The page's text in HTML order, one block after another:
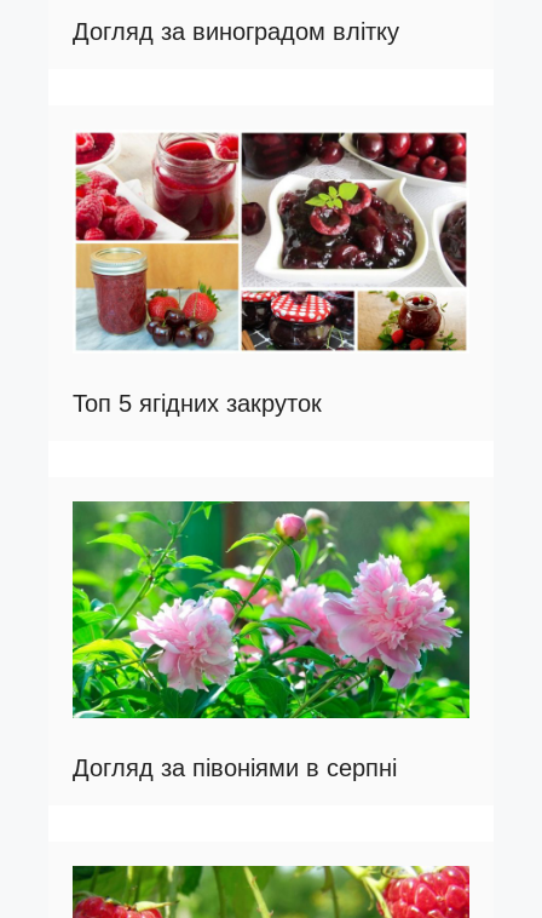
Догляд за виноградом влітку
Топ 5 ягідних закруток
Догляд за півоніями в серпні